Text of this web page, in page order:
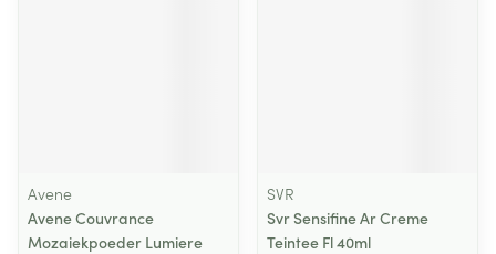
Avene
Avene Couvrance
Mozaiekpoeder Lumiere
SVR
Svr Sensifine Ar Creme
Teintee Fl 40ml